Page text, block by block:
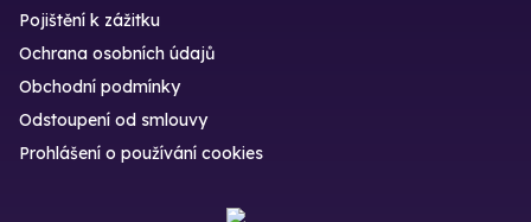
Pojištění k zážitku
Ochrana osobních údajů
Obchodní podmínky
Odstoupení od smlouvy
Prohlášení o používání cookies